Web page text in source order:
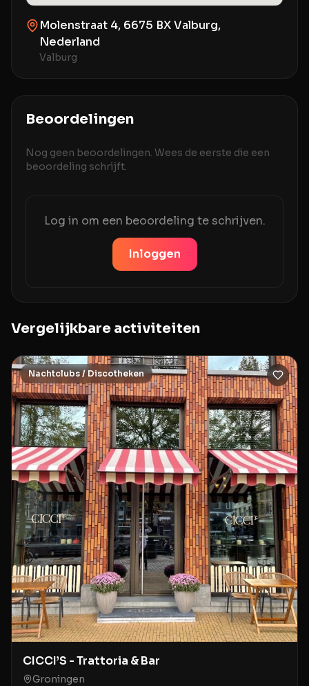
Molenstraat 4, 6675 BX Valburg,
Nederland
Valburg
Beoordelingen
Nog geen beoordelingen. Wees de eerste die een
beoordeling schrijft.
Log in om een beoordeling te schrijven.
Inloggen
Vergelijkbare activiteiten
Nachtclubs / Discotheken
CICCI’S - Trattoria & Bar
Groningen